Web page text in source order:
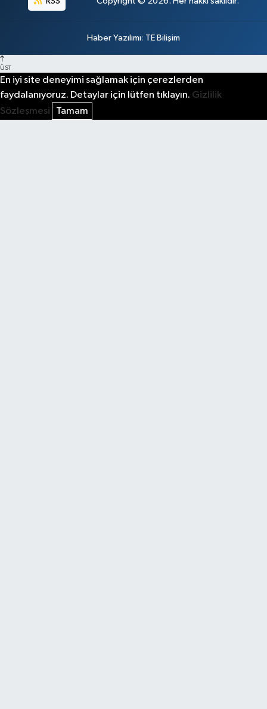
Haber Yazılımı: TE Bilişim
ÜST
En iyi site deneyimi sağlamak için çerezlerden
faydalanıyoruz. Detaylar için lütfen tıklayın. Gizlilik
Sözleşmesi
Tamam